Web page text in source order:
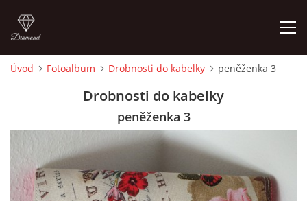
CEDULKY
Úvod Fotoalbum Drobnosti do kabelky peněženka 3
Drobnosti do kabelky
peněženka 3